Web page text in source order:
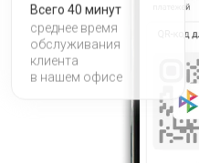
Всего 40 минут
среднее время
обслуживания
клиента
в нашем офисе